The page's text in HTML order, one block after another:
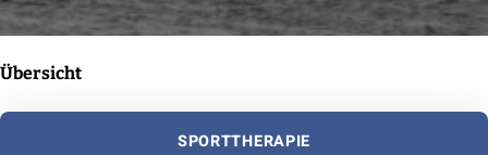
Übersicht
SPORTTHERAPIE